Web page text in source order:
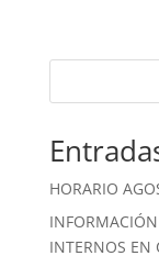
HORARIO
INTERNOS EN